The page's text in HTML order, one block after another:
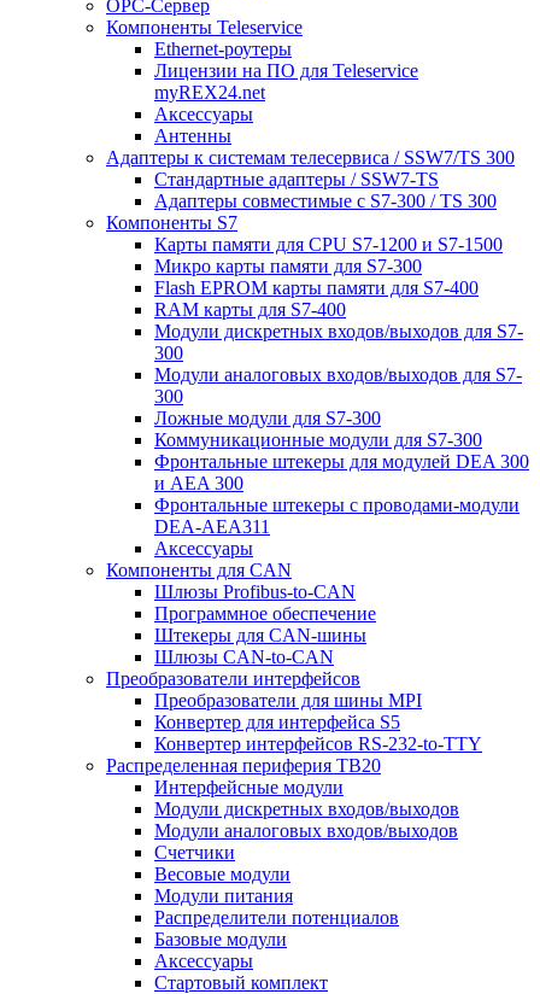
ОРС-Сервер
Компоненты Teleservice
Ethernet-роутеры
Лицензии на ПО для Teleservice
myREX24.net
Аксессуары
Антенны
Адаптеры к системам телесервиса / SSW7/TS 300
Стандартные адаптеры / SSW7-TS
Адаптеры совместимые с S7-300 / TS 300
Компоненты S7
Карты памяти для CPU S7-1200 и S7-1500
Микро карты памяти для S7-300
Flash EPROM карты памяти для S7-400
RAM карты для S7-400
Модули дискретных входов/выходов для S7-
300
Модули аналоговых входов/выходов для S7-
300
Ложные модули для S7-300
Коммуникационные модули для S7-300
Фронтальные штекеры для модулей DEA 300
и AEA 300
Фронтальные штекеры с проводами-модули
DEA-AEA311
Аксессуары
Компоненты для CAN
Шлюзы Profibus-to-CAN
Программное обеспечение
Штекеры для CAN-шины
Шлюзы CAN-to-CAN
Преобразователи интерфейсов
Преобразователи для шины MPI
Конвертер для интерфейса S5
Конвертер интерфейсов RS-232-to-TTY
Распределенная периферия TB20
Интерфейсные модули
Модули дискретных входов/выходов
Модули аналоговых входов/выходов
Счетчики
Весовые модули
Модули питания
Распределители потенциалов
Базовые модули
Аксесcуары
Стартовый комплект